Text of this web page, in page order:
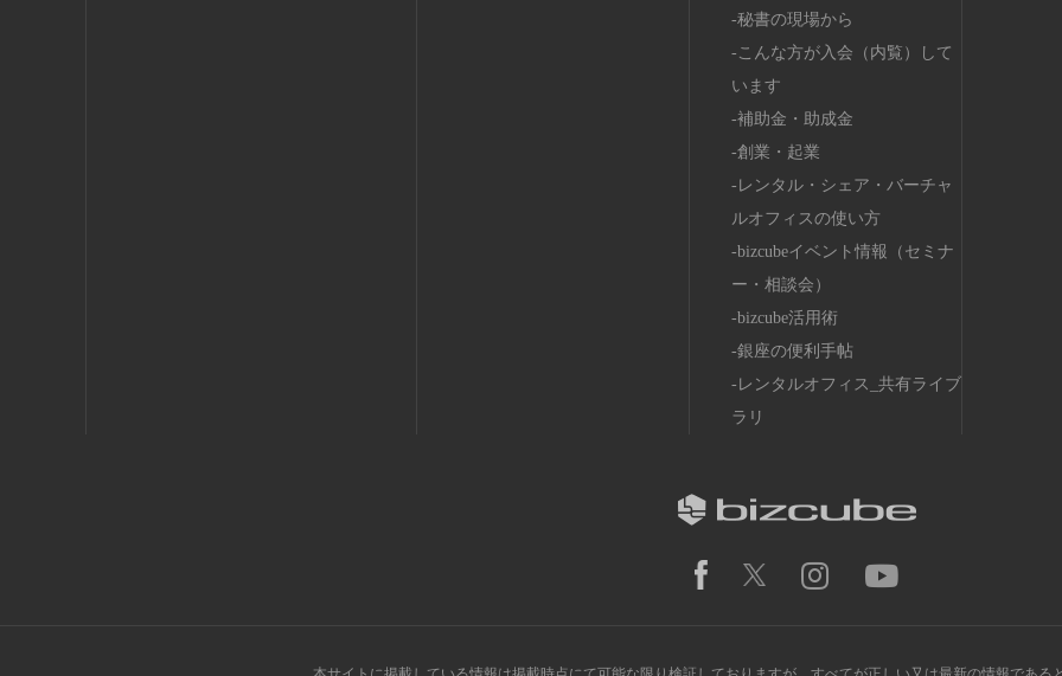
秘書の現場から
こんな方が入会（内覧）して
います
補助金・助成金
創業・起業
レンタル・シェア・バーチャ
ルオフィスの使い方
bizcubeイベント情報（セミナ
ー・相談会）
bizcube活用術
銀座の便利手帖
レンタルオフィス_共有ライブ
ラリ